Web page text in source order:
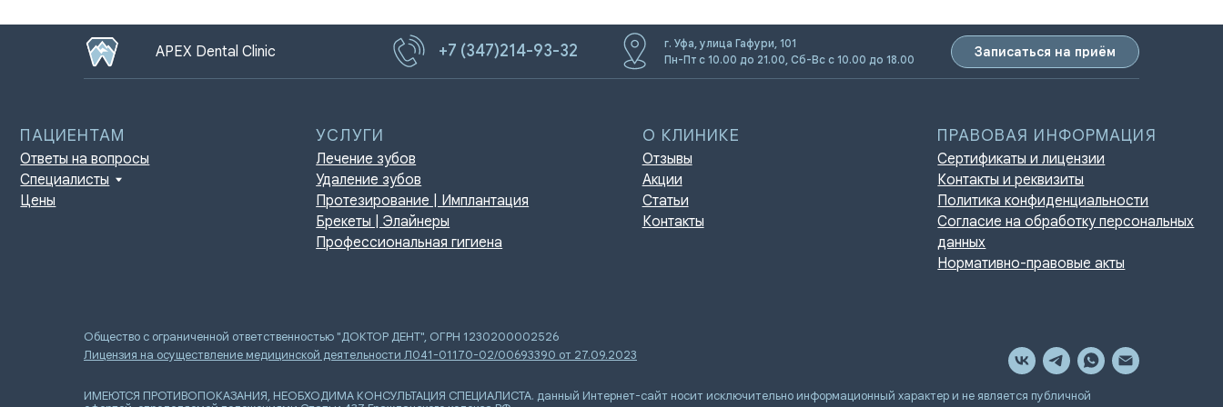
APEX Dental Clinic +7 (347)214-93-32
г. Уфа, улица Гафури, 101
Пн-Пт с 10.00 до 21.00, Сб-Вс с 10.00 до 18.00
Записаться на приём
ПАЦИЕНТАМ
Цены
УСЛУГИ
Протезирование | Имплантация
Брекеты | Элайнеры
Профессиональная гигиена
О КЛИНИКЕ ПРАВОВАЯ ИНФОРМАЦИЯ
Политика конфиденциальности
Согласие на обработку персональных
Нормативно-правовые акты
Общество с ограниченной ответственностью "ДОКТОР ДЕНТ", ОГРН 1230200002526
Лицензия на осуществление медицинской деятельности Л041-01170-02/00693390 от 27.09.2023
ИМЕЮТСЯ ПРОТИВОПОКАЗАНИЯ, НЕОБХОДИМА КОНСУЛЬТАЦИЯ СПЕЦИАЛИСТА. данный Интернет-сайт носит исключительно информационный характер и не является публичной